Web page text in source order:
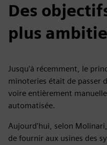
Des
plus
Jusqu'à récemment, le
minoteries était de passer
voire entièrement
automatisée.
Aujourd'hui, selon
de fournir aux usines des